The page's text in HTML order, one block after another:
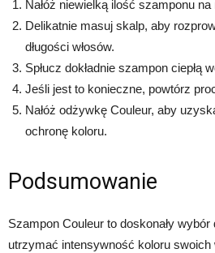
Nałóż niewielką ilość szamponu na
Delikatnie masuj skalp, aby
długości włosów.
Spłucz dokładnie szampon ciepłą
Jeśli jest to konieczne, powtórz
Nałóż odżywkę Couleur, aby
ochronę koloru.
Podsumowanie
Szampon Couleur to doskonały
utrzymać intensywność koloru swoich